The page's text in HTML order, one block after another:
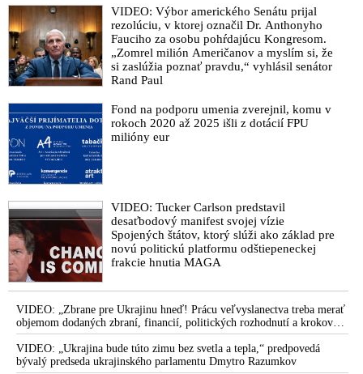
VIDEO: Výbor amerického Senátu prijal
rezolúciu, v ktorej označil Dr. Anthonyho
Fauciho za osobu pohŕdajúcu Kongresom.
„Zomrel milión Američanov a myslím si, že
si zaslúžia poznať pravdu,“ vyhlásil senátor
Rand Paul
Fond na podporu umenia zverejnil, komu v
rokoch 2020 až 2025 išli z dotácií FPU
milióny eur
VIDEO: Tucker Carlson predstavil
desaťbodový manifest svojej vízie
Spojených štátov, ktorý slúži ako základ pre
novú politickú platformu odštiepeneckej
frakcie hnutia MAGA
VIDEO: „Zbrane pre Ukrajinu hneď! Prácu veľvyslanectva treba merať
objemom dodaných zbraní, financií, politických rozhodnutí a krokov
tlaku na nepriateľa,“ povedal Volodymyr Zelenskyj zhromaždeným
ukrajinským diplomatom v Kyjeve. Donald Trump mu potom odkázal,
že USA Ukrajine nedodajú protiraketové systémy Patriot
VIDEO: „Ukrajina bude túto zimu bez svetla a tepla,“ predpovedá
bývalý predseda ukrajinského parlamentu Dmytro Razumkov